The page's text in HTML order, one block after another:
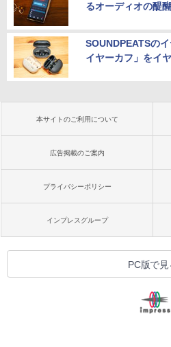
るオーディオの醍
SOUNDPEATSの
イヤーカフ」をイ
本サイトのご利用について
広告掲載のご案内
プライバシーポリシー
インプレスグループ
PC版で見